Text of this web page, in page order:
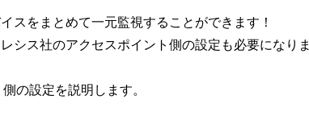
スをまとめて一元監視することができます！
シス社のアクセスポイント側の設定も必要になりま
の設定を説明します。